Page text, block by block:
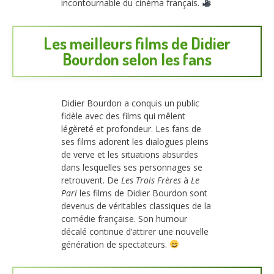
incontournable du cinéma français.
Les meilleurs films de Didier
Bourdon selon les fans
Didier Bourdon a conquis un public
fidèle avec des films qui mêlent
légèreté et profondeur. Les fans de
ses films adorent les dialogues pleins
de verve et les situations absurdes
dans lesquelles ses personnages se
retrouvent. De Les Trois Frères à Le
Pari les films de Didier Bourdon sont
devenus de véritables classiques de la
comédie française. Son humour
décalé continue d’attirer une nouvelle
génération de spectateurs.